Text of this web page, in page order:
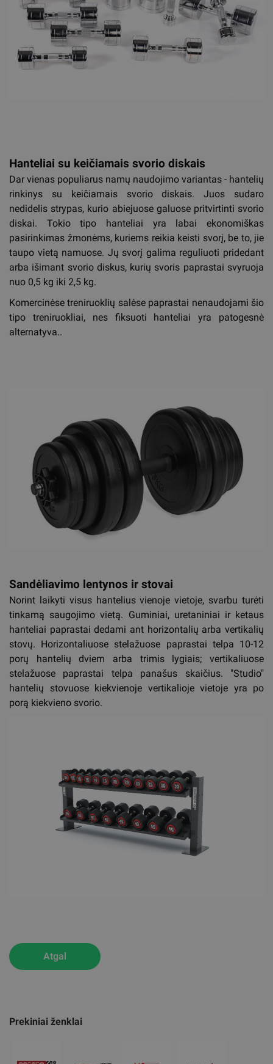
Prekiniai ženklai
Hanteliai su keičiamais svorio diskais
Dar vienas populiarus namų naudojimo variantas - hantelių
rinkinys su keičiamais svorio diskais. Juos sudaro
nedidelis strypas, kurio abiejuose galuose pritvirtinti svorio
diskai. Tokio tipo hanteliai yra labai ekonomiškas
pasirinkimas žmonėms, kuriems reikia keisti svorį, be to, jie
taupo vietą namuose. Jų svorį galima reguliuoti pridedant
arba išimant svorio diskus, kurių svoris paprastai svyruoja
nuo 0,5 kg iki 2,5 kg.
Komercinėse treniruoklių salėse paprastai nenaudojami šio
tipo treniruokliai, nes fiksuoti hanteliai yra patogesnė
alternatyva..
Sandėliavimo lentynos ir stovai
Norint laikyti visus hantelius vienoje vietoje, svarbu turėti
tinkamą saugojimo vietą. Guminiai, uretaniniai ir ketaus
hanteliai paprastai dedami ant horizontalių arba vertikalių
stovų. Horizontaliuose stelažuose paprastai telpa 10-12
porų hantelių dviem arba trimis lygiais; vertikaliuose
stelažuose paprastai telpa panašus skaičius. "Studio"
hantelių stovuose kiekvienoje vertikalioje vietoje yra po
porą kiekvieno svorio.
Atgal